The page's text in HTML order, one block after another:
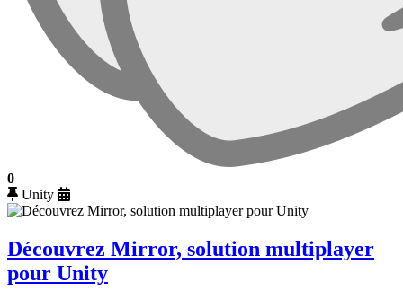
0
Unity
Découvrez Mirror, solution multiplayer
pour Unity